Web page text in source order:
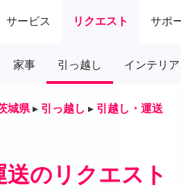
サービス リクエスト サポ
家事 引っ越し インテリア
城県 ▸ 引っ越し ▸ 引越し・運送
送のリクエスト